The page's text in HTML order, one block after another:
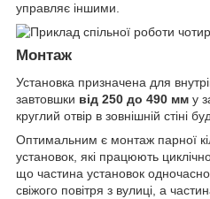
управляє іншими.
Монтаж
Установка призначена для
завтовшки від 250 до 490 мм у
круглий отвір в зовнішній стіні
Оптимальним є монтаж парної
установок, які працюють
що частина установок
свіжого повітря з вулиці, а